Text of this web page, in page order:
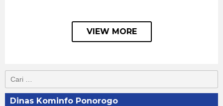
VIEW MORE
untuk:
Dinas Kominfo Ponorogo